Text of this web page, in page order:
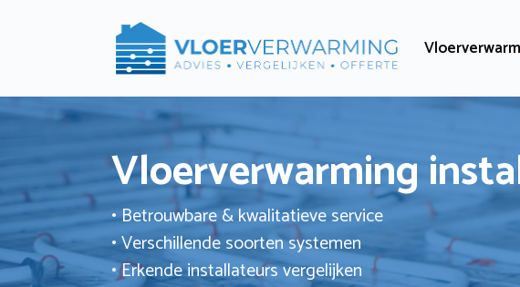
Vloerverwarming
• Betrouwbare & kwalitatieve service
• Verschillende soorten systemen
• Erkende installateurs vergelijken